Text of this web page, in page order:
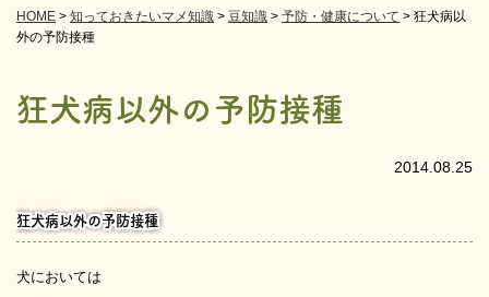
HOME > 知っておきたいマメ知識 > 豆知識 > 予防・健康について > 狂犬病以
外の予防接種
狂犬病以外の予防接種
2014.08.25
狂犬病以外の予防接種
犬においては